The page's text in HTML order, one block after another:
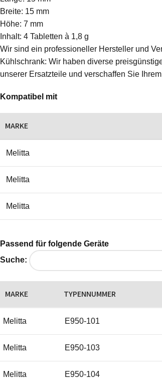
Breite: 15 mm
Höhe: 7 mm
Inhalt: 4 Tabletten à 1,8 g
Wir sind ein professioneller Hersteller und
Kühlschrank: Wir haben diverse
unserer Ersatzteile und verschaffen Sie
Kompatibel mit
MARKE
Melitta
Melitta
Melitta
Passend für folgende Geräte
Suche:
MARKE TYPENNUMMER
Melitta E950-101
Melitta E950-103
Melitta E950-104